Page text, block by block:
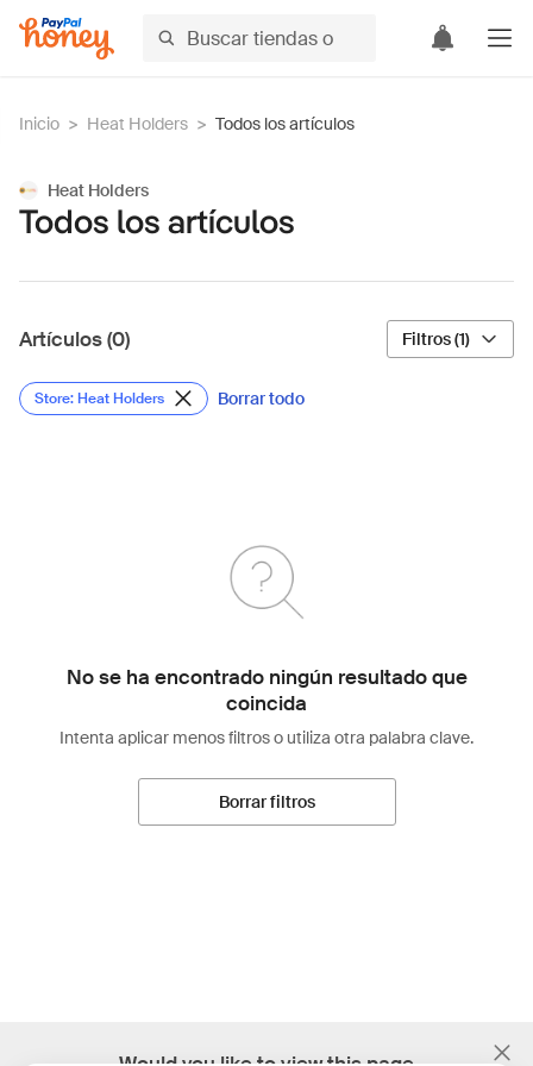
Inicio > Heat Holders > Todos los artículos
Heat Holders
Todos los artículos
Artículos (0) Filtros (1)
Store: Heat Holders Borrar todo
No se ha encontrado ningún resultado que
coincida
Intenta aplicar menos filtros o utiliza otra palabra clave.
Borrar filtros